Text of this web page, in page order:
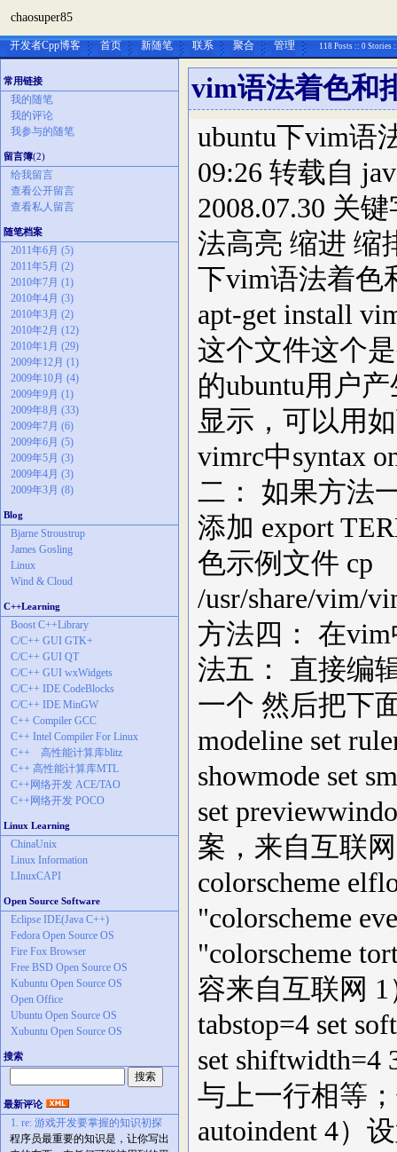
chaosuper85
开发者Cpp博客 首页 新随笔 联系 聚合 管理 118 Posts :: 0 Stories
常用链接
我的随笔
我的评论
我参与的随笔
留言簿(2)
给我留言
查看公开留言
查看私人留言
随笔档案
2011年6月 (5)
2011年5月 (2)
2010年7月 (1)
2010年4月 (3)
2010年3月 (2)
2010年2月 (12)
2010年1月 (29)
2009年12月 (1)
2009年10月 (4)
2009年9月 (1)
2009年8月 (33)
2009年7月 (6)
2009年6月 (5)
2009年5月 (3)
2009年4月 (3)
2009年3月 (8)
Blog
Bjarne Stroustrup
James Gosling
Linux
Wind & Cloud
C++Learning
Boost C++Library
C/C++ GUI GTK+
C/C++ GUI QT
C/C++ GUI wxWidgets
C/C++ IDE CodeBlocks
C/C++ IDE MinGW
C++ Compiler GCC
C++ Intel Compiler For Linux
C++ 高性能计算库blitz
C++ 高性能计算库MTL
C++网络开发 ACE/TAO
C++网络开发 POCO
Linux Learning
ChinaUnix
Linux Information
LInuxCAPI
Open Source Software
Eclipse IDE(Java C++)
Fedora Open Source OS
Fire Fox Browser
Free BSD Open Source OS
Kubuntu Open Source OS
Open Office
Ubuntu Open Source OS
Xubuntu Open Source OS
搜索
最新评论
1. re: 游戏开发要掌握的知识初探
程序员最重要的知识是，让你写出
vim语法着色和
ubuntu下vim语
09:26 转载自
2008.07.30 关
法高亮 缩进 缩
下vim语法着色
apt-get install
这个文件这个
的ubuntu用户
显示，可以用
vimrc中syntax
二： 如果方法
添加 export
色示例文件 cp
/usr/share/vim/
方法四： 在
法五： 直接编
一个 然后把下
modeline set
showmode set
set
案，来自互联
colorscheme
"colorscheme
"colorscheme
容来自互联网
tabstop=4 set
set
与上一行相等
autoindent 4）